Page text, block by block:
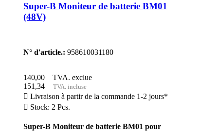
Super-B Moniteur de batterie BM01
(48V)
N° d'article.: 958610031180
140,00
TVA. exclue
151,34
TVA. incluse
 Livraison à partir de la commande 1-2 jours*
 Stock: 2 Pcs.
Super-B Moniteur de batterie BM01 pour